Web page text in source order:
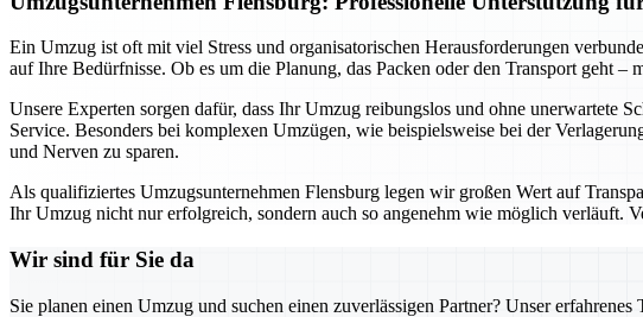
Ein Umzug ist oft mit viel Stress und organisatorischen Herausforderungen
auf Ihre Bedürfnisse. Ob es um die Planung, das Packen oder den Transport geht
Unsere Experten sorgen dafür, dass Ihr Umzug reibungslos und ohne unerwartete
Service. Besonders bei komplexen Umzügen, wie beispielsweise bei der
und Nerven zu sparen.
Als qualifiziertes Umzugsunternehmen Flensburg legen wir großen Wert auf
Ihr Umzug nicht nur erfolgreich, sondern auch so angenehm wie möglich verläuft.
Wir sind für Sie da
Sie planen einen Umzug und suchen einen zuverlässigen Partner? Unser